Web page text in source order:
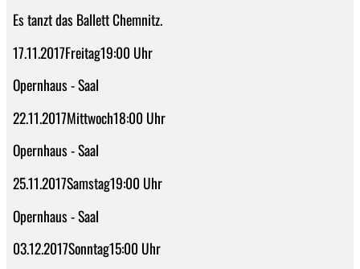
Es tanzt das Ballett Chemnitz.
17.11.2017Freitag19:00 Uhr
Opernhaus - Saal
22.11.2017Mittwoch18:00 Uhr
Opernhaus - Saal
25.11.2017Samstag19:00 Uhr
Opernhaus - Saal
03.12.2017Sonntag15:00 Uhr